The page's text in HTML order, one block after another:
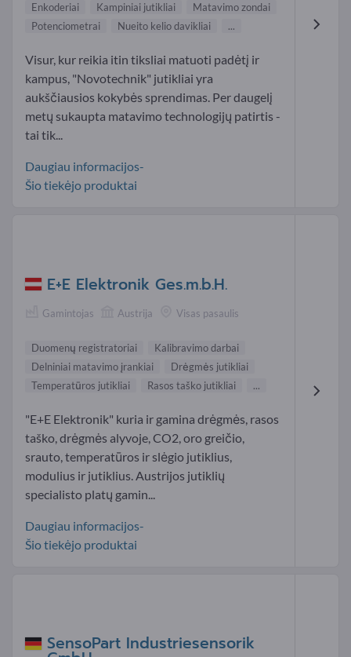
Enkoderiai
Kampiniai jutikliai
Matavimo zondai
Potenciometrai
Nueito kelio davikliai ...
Visur, kur reikia itin tiksliai matuoti padėtį ir
kampus, "Novotechnik" jutikliai yra
aukščiausios kokybės sprendimas. Per daugelį
metų sukaupta matavimo technologijų patirtis -
tai tik...
Daugiau informacijos-
Šio tiekėjo produktai
E+E Elektronik Ges.m.b.H.
Gamintojas Austrija Visas pasaulis
Duomenų registratoriai
Kalibravimo darbai
Delniniai matavimo įrankiai
Drėgmės jutikliai
Temperatūros jutikliai
Rasos taško jutikliai ...
"E+E Elektronik" kuria ir gamina drėgmės, rasos
taško, drėgmės alyvoje, CO2, oro greičio,
srauto, temperatūros ir slėgio jutiklius,
modulius ir jutiklius. Austrijos jutiklių
specialisto platų gamin...
Daugiau informacijos-
Šio tiekėjo produktai
SensoPart Industriesensorik